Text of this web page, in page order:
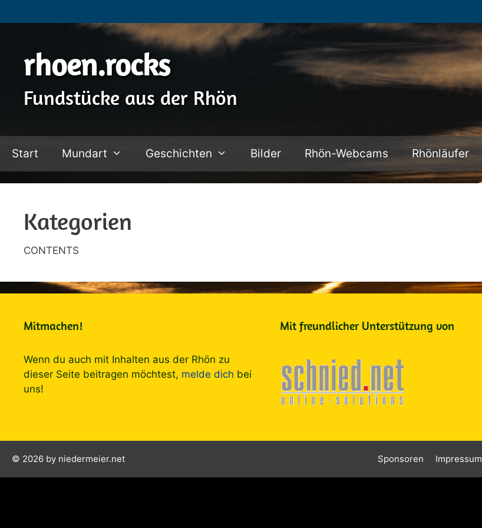
Inhalt
rhoen.rocks
Fundstücke aus der Rhön
Start Mundart Geschichten Bilder Rhön-Webcams Rhönläufer
Kategorien
CONTENTS
Mitmachen!
Wenn du auch mit Inhalten aus der Rhön zu
dieser Seite beitragen möchtest, melde dich bei
uns!
Mit freundlicher Unterstützung von
Sponsoren Impressum
© 2026 by niedermeier.net